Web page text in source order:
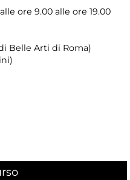
ore 9.00 alle ore 19.00
Belle Arti di Roma)